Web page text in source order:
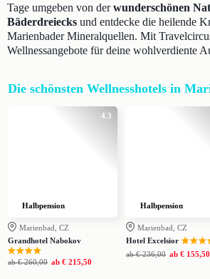
Tage umgeben von derwunderschönen
Bäderdreiecks und entdecke die heilende
Marienbader Mineralquellen. Mit
Wellnessangebote für deine wohlverdiente
Die schönsten Wellnesshotels in
4.3
Halbpension
Marienbad, CZ
Grandhotel Nabokov
ab € 260,00 ab € 215,50
Halbpension
Marienbad, CZ
Hotel Excelsior
ab € 236,00 ab € 155,50